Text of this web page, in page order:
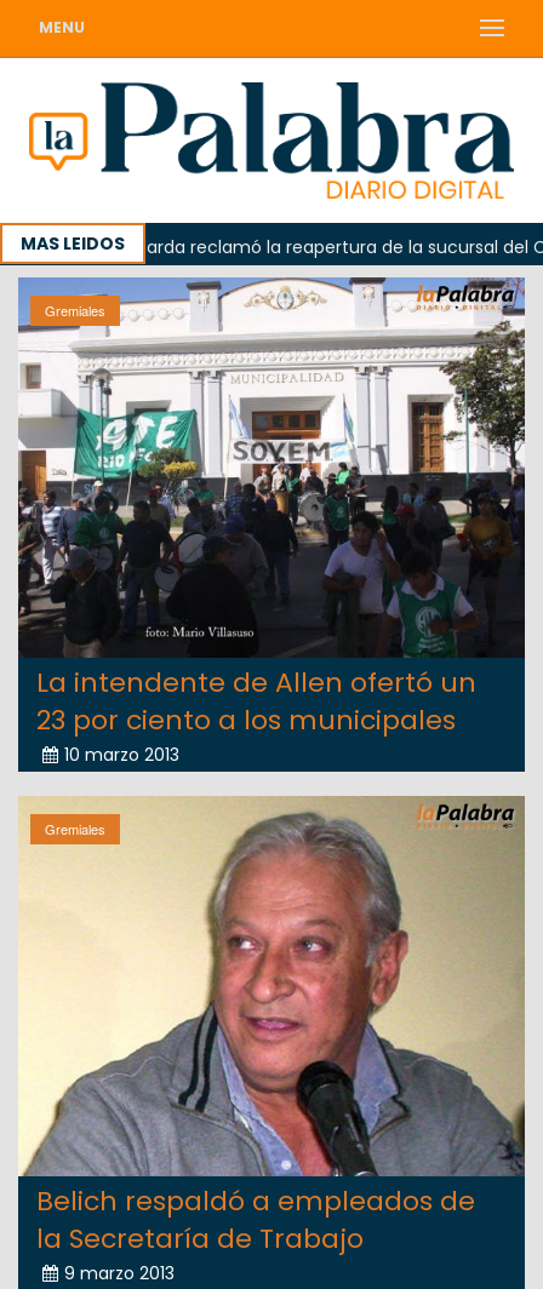
MENU
MAS LEIDOS
Odarda reclamó la reapertura de la sucursal del Correo
Gremiales
La intendente de Allen ofertó un
23 por ciento a los municipales
10 marzo 2013
Gremiales
Belich respaldó a empleados de
la Secretaría de Trabajo
9 marzo 2013